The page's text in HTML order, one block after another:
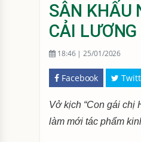
SÂN KHẤU
CẢI LƯƠNG
18:46 | 25/01/2026
Facebook
Vở kịch “Con gái chị
làm mới tác phẩm